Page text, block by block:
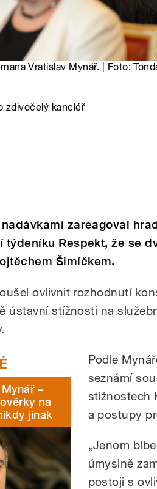
Vratislav Mynář. | Foto:
zdivočelý kancléř
zareagoval
týdeníku Respekt, že se
Šimíčkem.
ovlivnit rozhodnutí
ústavní stížnosti na
–
na
jinak
Podle
seznámí
stížnostech
a postupy
„Jenom
úmyslně
postoji s